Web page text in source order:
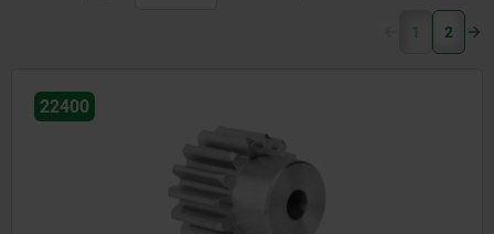
1 (current)
2
22400